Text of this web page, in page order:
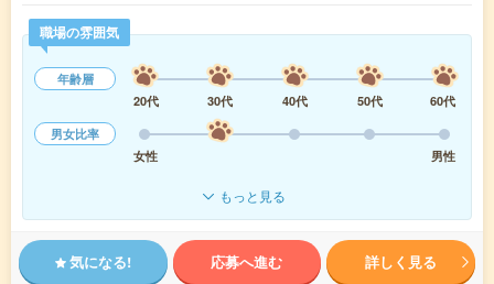
職場の雰囲気
年齢層
20代
30代 40代 50代
60代
男女比率
女性
男性
もっと見る
気になる! 応募へ進む 詳しく見る